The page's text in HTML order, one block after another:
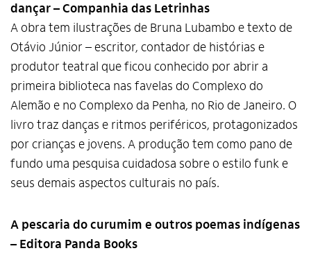
dançar – Companhia das Letrinhas
A obra tem ilustrações de Bruna Lubambo e texto de
Otávio Júnior – escritor, contador de histórias e
produtor teatral que ficou conhecido por abrir a
primeira biblioteca nas favelas do Complexo do
Alemão e no Complexo da Penha, no Rio de Janeiro. O
livro traz danças e ritmos periféricos, protagonizados
por crianças e jovens. A produção tem como pano de
fundo uma pesquisa cuidadosa sobre o estilo funk e
seus demais aspectos culturais no país.
A pescaria do curumim e outros poemas indígenas
– Editora Panda Books